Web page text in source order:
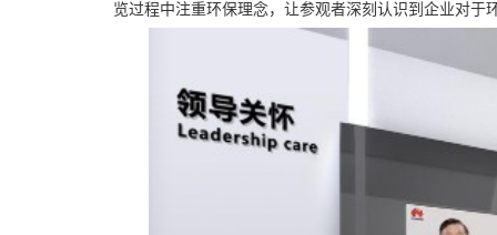
览过程中注重环保理念，让参观者深刻认识到企业对于